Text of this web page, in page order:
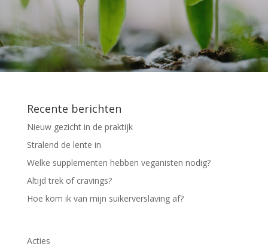
Recente berichten
Nieuw gezicht in de praktijk
Stralend de lente in
Welke supplementen hebben veganisten nodig?
Altijd trek of cravings?
Hoe kom ik van mijn suikerverslaving af?
Acties